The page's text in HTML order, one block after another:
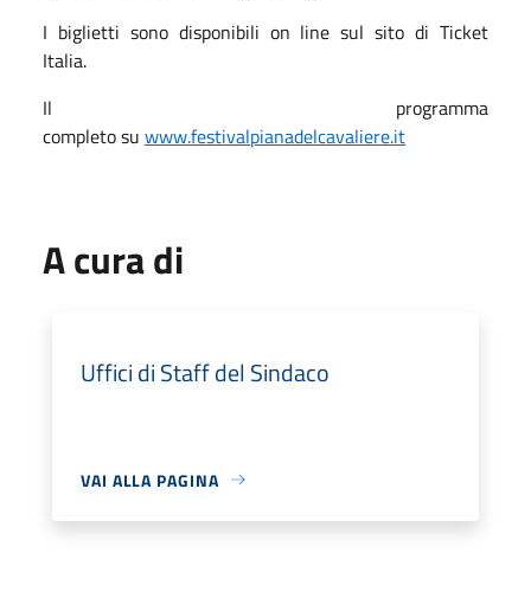
I biglietti sono disponibili on line sul sito di Ticket
Italia.
Il programma
completo su www.festivalpianadelcavaliere.it
A cura di
Uffici di Staff del Sindaco
VAI ALLA PAGINA